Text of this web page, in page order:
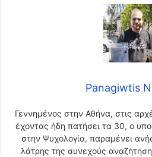
Panagiwtis
Γεννημένος στην Αθήνα, στις
έχοντας ήδη πατήσει τα 30, ο
στην Ψυχολογία, παραμένει
λάτρης της συνεχούς